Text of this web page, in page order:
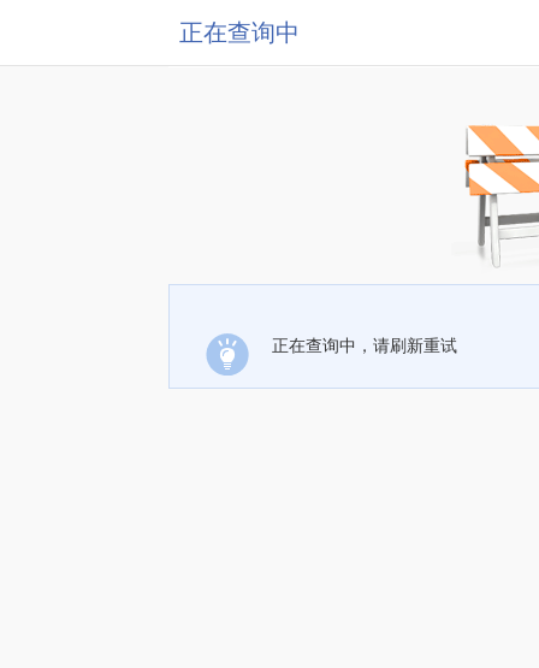
正在查询中
正在查询中，请刷新重试